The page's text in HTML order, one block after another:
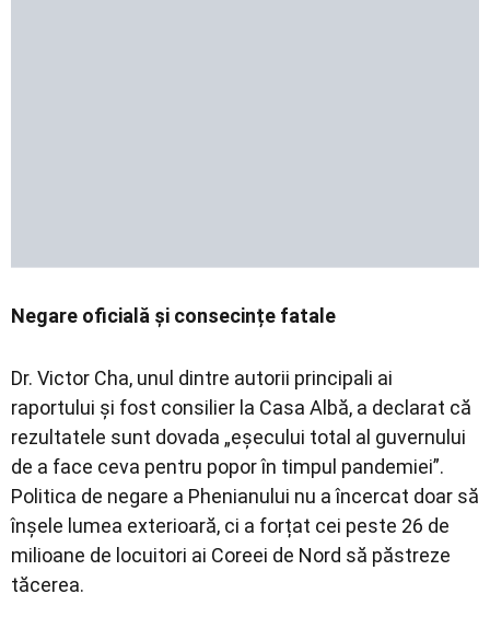
Negare oficială și consecințe fatale
Dr. Victor Cha, unul dintre autorii principali ai
raportului și fost consilier la Casa Albă, a declarat că
rezultatele sunt dovada „eșecului total al guvernului
de a face ceva pentru popor în timpul pandemiei”.
Politica de negare a Phenianului nu a încercat doar să
înșele lumea exterioară, ci a forțat cei peste 26 de
milioane de locuitori ai Coreei de Nord să păstreze
tăcerea.